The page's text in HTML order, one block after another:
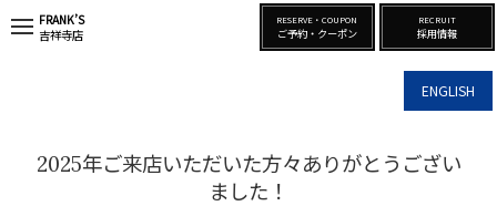
ENGLISH
FRANK’S
吉祥寺店
RESERVE・COUPON
ご予約・クーポン
RECRUIT
採用情報
2025年ご来店いただいた方々ありがとうござい
ました！
t